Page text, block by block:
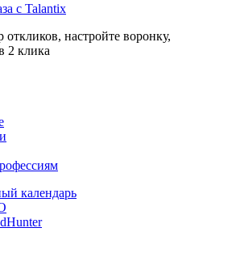
с Talantix
откликов, настройте воронку,
2 клика
календарь